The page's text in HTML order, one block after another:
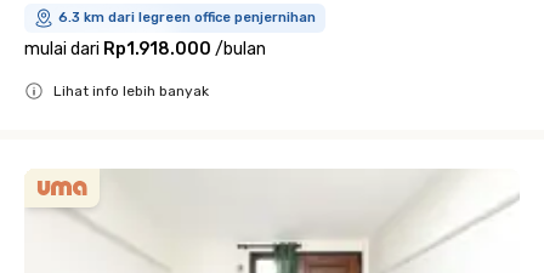
6.3 km dari legreen office penjernihan
mulai dari Rp1.918.000 /bulan
Lihat info lebih banyak